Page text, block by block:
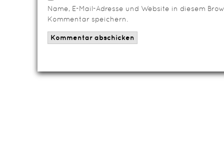
Name, E-Mail-Adresse und Website in diesem
Kommentar speichern.